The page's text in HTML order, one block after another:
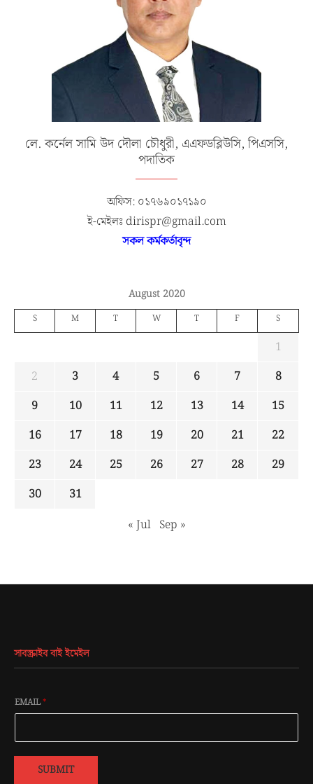
লে. কর্নেল সামি উদ দৌলা চৌধুরী, এএফডব্লিউসি, পিএসসি,
পদাতিক
অফিস: ০১৭৬৯০১৭১৯০
ই-মেইলঃ dirispr@gmail.com
সকল কর্মকর্তাবৃন্দ
August 2020
S M T W T F S
1
2
3 4 5 6 7
8
9
10 11 12 13 14
15
16
17 18 19 20 21
22
23
24 25 26 27 28
29
30
31
« Jul Sep »
সাবস্ক্রাইব বাই ইমেইল
EMAIL*
SUBMIT